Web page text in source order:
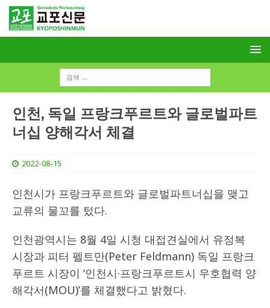
인천, 독일 프랑크푸르트와 글로벌파트
너십 양해각서 체결
2022-08-15
인천시가 프랑크푸르트와 글로벌파트너십을 맺고
교류의 물꼬를 텄다.
인천광역시는 8월 4일 시청 대접견실에서 유정복
시장과 피터 펠트만(Peter Feldmann) 독일 프랑크
푸르트 시장이 ‘인천시·프랑크푸르트시 우호협력 양
해각서(MOU)’를 체결했다고 밝혔다.